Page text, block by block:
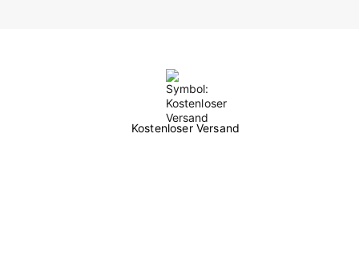
Kostenloser Versand